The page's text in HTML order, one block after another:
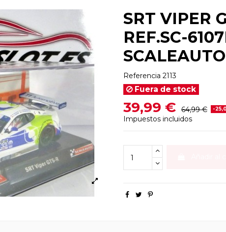
SRT VIPER
REF.SC-
SCALEAUTO
Referencia 2113
Fuera de stock
39,99 € 64,99 € -
Impuestos incluidos